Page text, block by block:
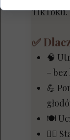
TikToku.
✅
🧠
–
💪
🍽️
🧘‍♀️